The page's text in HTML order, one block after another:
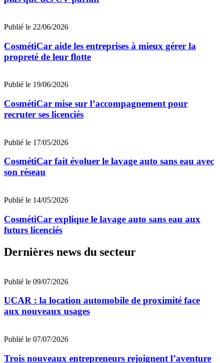
Publié le 22/06/2026
CosmétiCar aide les entreprises à mieux gérer la
propreté de leur flotte
Publié le 19/06/2026
CosmétiCar mise sur l’accompagnement pour
recruter ses licenciés
Publié le 17/05/2026
CosmétiCar fait évoluer le lavage auto sans eau avec
son réseau
Publié le 14/05/2026
CosmétiCar explique le lavage auto sans eau aux
futurs licenciés
Dernières news du secteur
Publié le 09/07/2026
UCAR : la location automobile de proximité face
aux nouveaux usages
Publié le 07/07/2026
Trois nouveaux entrepreneurs rejoignent l’aventure